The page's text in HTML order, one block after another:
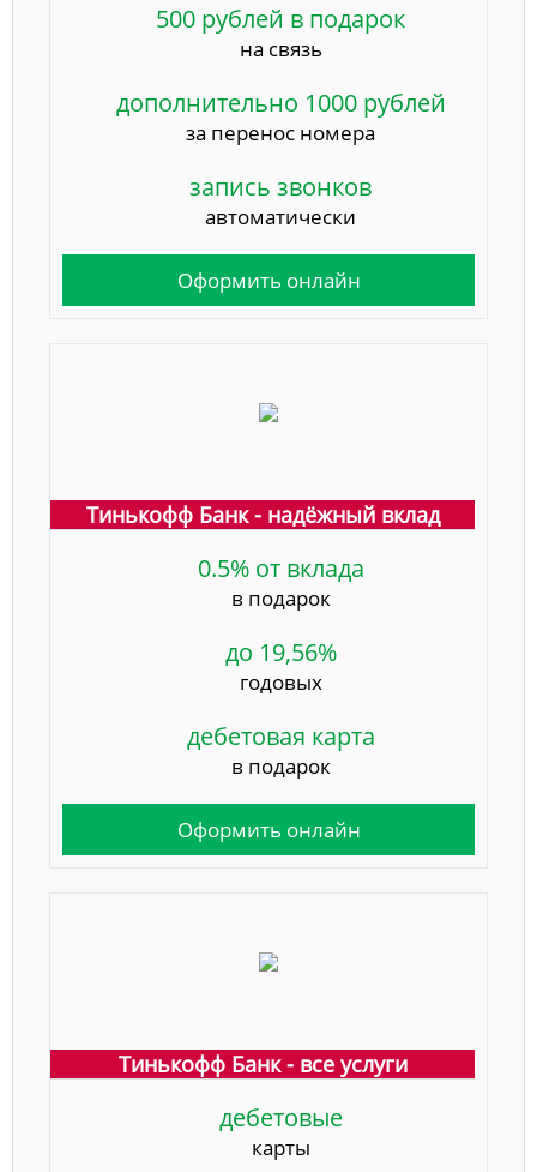
500 рублей в подарок
на связь
дополнительно 1000 рублей
за перенос номера
запись звонков
автоматически
Оформить онлайн
Тинькофф Банк - надёжный вклад
0.5% от вклада
в подарок
до 19,56%
годовых
дебетовая карта
в подарок
Оформить онлайн
Тинькофф Банк - все услуги
дебетовые
карты